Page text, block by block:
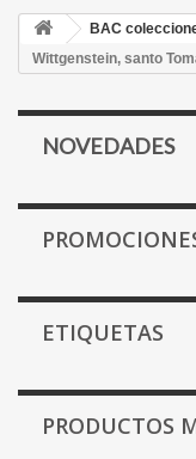
BAC
Wittgenstein, santo
NOVEDADES
ETIQUETAS
PRODUCTOS